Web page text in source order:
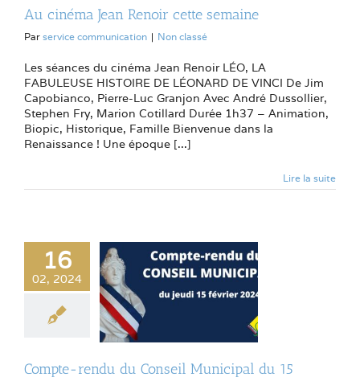
Au cinéma Jean Renoir cette semaine
Par service communication | Non classé
Les séances du cinéma Jean Renoir LÉO, LA
FABULEUSE HISTOIRE DE LÉONARD DE VINCI De Jim
Capobianco, Pierre-Luc Granjon Avec André Dussollier,
Stephen Fry, Marion Cotillard Durée 1h37 – Animation,
Biopic, Historique, Famille Bienvenue dans la
Renaissance ! Une époque [...]
Lire la suite
16
02, 2024
Compte-rendu du Conseil Municipal du 15